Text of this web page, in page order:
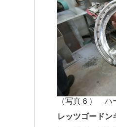
（写真６） ハ
レッツゴードン